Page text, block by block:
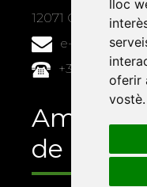
lloc
oferir
vostè.
12071 Castelló de
e-
+34 964 72
Amb el
de